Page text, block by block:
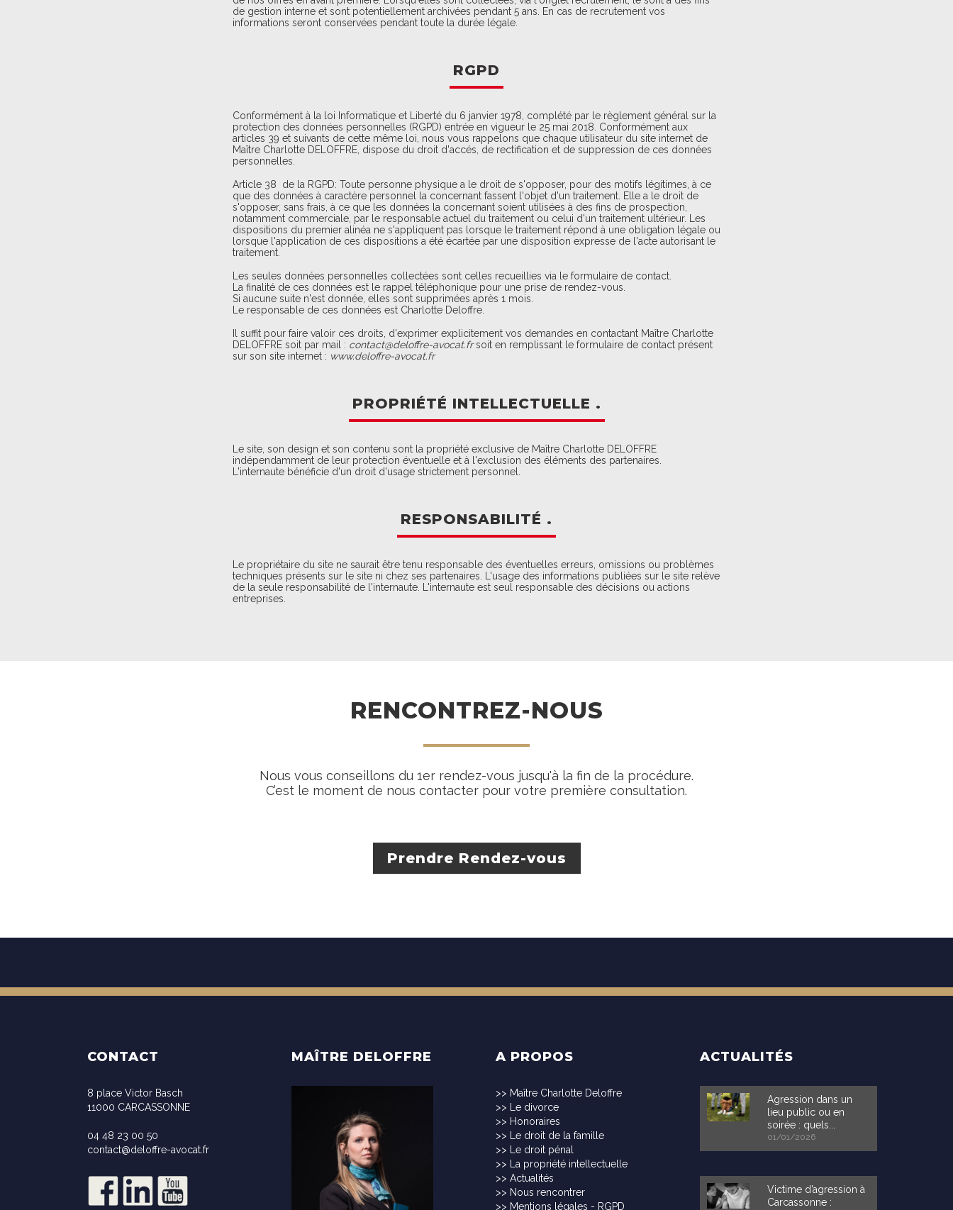
de gestion interne et sont potentiellement archivées pendant 5 ans. En cas de recrutement vos
informations seront conservées pendant toute la durée légale.
RGPD
Conformément à la loi Informatique et Liberté du 6 janvier 1978, complété par le règlement général sur la
protection des données personnelles (RGPD) entrée en vigueur le 25 mai 2018. Conformément aux
articles 39 et suivants de cette même loi, nous vous rappelons que chaque utilisateur du site internet de
Maître Charlotte DELOFFRE, dispose du droit d'accés, de rectification et de suppression de ces données
personnelles.
Article 38 de la RGPD: Toute personne physique a le droit de s'opposer, pour des motifs légitimes, à ce
que des données à caractère personnel la concernant fassent l'objet d'un traitement. Elle a le droit de
s'opposer, sans frais, à ce que les données la concernant soient utilisées à des fins de prospection,
notamment commerciale, par le responsable actuel du traitement ou celui d'un traitement ultérieur. Les
dispositions du premier alinéa ne s'appliquent pas lorsque le traitement répond à une obligation légale ou
lorsque l'application de ces dispositions a été écartée par une disposition expresse de l'acte autorisant le
traitement.
Les seules données personnelles collectées sont celles recueillies via le formulaire de contact.
La finalité de ces données est le rappel téléphonique pour une prise de rendez-vous.
Si aucune suite n'est donnée, elles sont supprimées après 1 mois.
Le responsable de ces données est Charlotte Deloffre.
Il suffit pour faire valoir ces droits, d'exprimer explicitement vos demandes en contactant Maître Charlotte
DELOFFRE soit par mail : contact@deloffre-avocat.frsoit en remplissant le formulaire de contact présent
sur son site internet : www.deloffre-avocat.fr
PROPRIÉTÉ INTELLECTUELLE .
Le site, son design et son contenu sont la propriété exclusive de Maître Charlotte DELOFFRE
indépendamment de leur protection éventuelle et à l'exclusion des éléments des partenaires.
L'internaute bénéficie d'un droit d'usage strictement personnel.
RESPONSABILITÉ .
Le propriétaire du site ne saurait être tenu responsable des éventuelles erreurs, omissions ou problèmes
techniques présents sur le site ni chez ses partenaires. L'usage des informations publiées sur le site relève
de la seule responsabilité de l'internaute. L'internaute est seul responsable des décisions ou actions
entreprises.
RENCONTREZ-NOUS
Nous vous conseillons du 1er rendez-vous jusqu'à la fin de la procédure.
C’est le moment de nous contacter pour votre première consultation.
Prendre Rendez-vous
CONTACT
8 place Victor Basch
11000 CARCASSONNE
04 48 23 00 50
contact@deloffre-avocat.fr
MAÎTRE DELOFFRE A PROPOS
>> Maître Charlotte Deloffre
>>
Le divorce
>> Honoraires
>>
Le droit de la famille
>>
Le droit pénal
>>
La propriété intellectuelle
>> Actualités
>> Nous rencontrer
>> Mentions légales - RGPD
ACTUALITÉS
Agression dans un
lieu public ou en
soirée : quels...
01/01/2026
Victime d’agression à
Carcassonne :